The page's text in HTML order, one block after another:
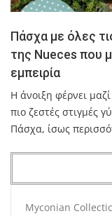
Πάσχα με όλες
της Nueces που
εμπειρία
Η άνοιξη φέρνει
πιο ζεστές στιγμές
Πάσχα, ίσως
Myconian